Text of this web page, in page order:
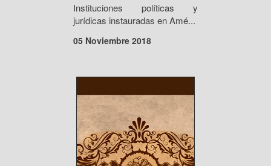
Instituciones políticas y
jurídicas instauradas en Amé...
05 Noviembre 2018